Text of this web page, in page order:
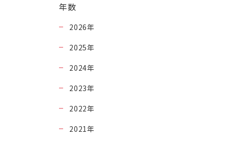
年数
2026年
2025年
2024年
2023年
2022年
2021年